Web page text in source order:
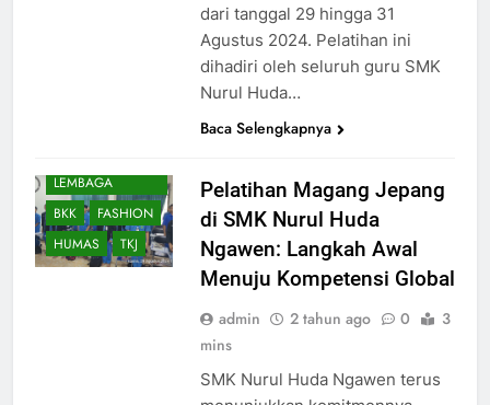
dari tanggal 29 hingga 31
Agustus 2024. Pelatihan ini
dihadiri oleh seluruh guru SMK
Nurul Huda…
Baca Selengkapnya
LEMBAGA
BKK
FASHION
HUMAS
TKJ
Pelatihan Magang Jepang
di SMK Nurul Huda
Ngawen: Langkah Awal
Menuju Kompetensi Global
admin 2 tahun ago 0
3
mins
SMK Nurul Huda Ngawen terus